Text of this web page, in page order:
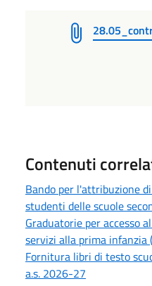
Contenuti
Bando per l'attribuzione
studenti delle scuole
Graduatorie per accesso
servizi alla prima infanzia
Fornitura libri di testo
a.s. 2026-27